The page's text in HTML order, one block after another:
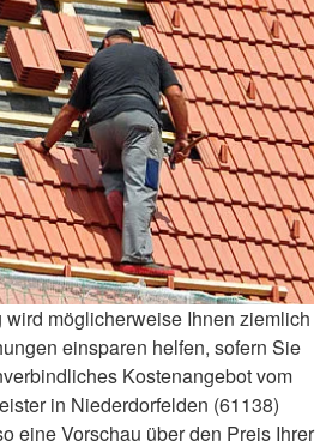
möglicherweise Ihnen ziemlich
einsparen helfen, sofern Sie
Kostenangebot vom
in Niederdorfelden (61138)
eine Vorschau über den Preis Ihrer